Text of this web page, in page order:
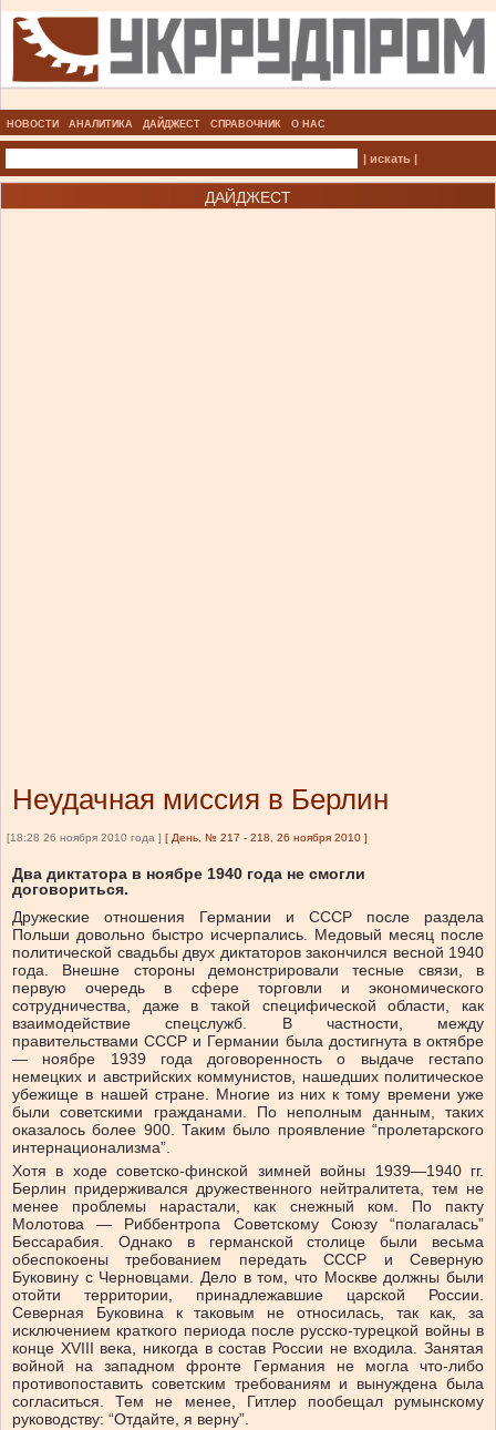
НОВОСТИ АНАЛИТИКА ДАЙДЖЕСТ СПРАВОЧНИК О НАС
| искать |
ДАЙДЖЕСТ
Неудачная миссия в Берлин
[18:28 26 ноября 2010 года ] [ День, № 217 - 218, 26 ноября 2010 ]
Два диктатора в ноябре 1940 года не смогли
договориться.
Дружеские отношения Германии и СССР после раздела
Польши довольно быстро исчерпались. Медовый месяц после
политической свадьбы двух диктаторов закончился весной 1940
года. Внешне стороны демонстрировали тесные связи, в
первую очередь в сфере торговли и экономического
сотрудничества, даже в такой специфической области, как
взаимодействие спецслужб. В частности, между
правительствами СССР и Германии была достигнута в октябре
— ноябре 1939 года договоренность о выдаче гестапо
немецких и австрийских коммунистов, нашедших политическое
убежище в нашей стране. Многие из них к тому времени уже
были советскими гражданами. По неполным данным, таких
оказалось более 900. Таким было проявление “пролетарского
интернационализма”.
Хотя в ходе советско-финской зимней войны 1939—1940 гг.
Берлин придерживался дружественного нейтралитета, тем не
менее проблемы нарастали, как снежный ком. По пакту
Молотова — Риббентропа Советскому Союзу “полагалась”
Бессарабия. Однако в германской столице были весьма
обеспокоены требованием передать СССР и Северную
Буковину с Черновцами. Дело в том, что Москве должны были
отойти территории, принадлежавшие царской России.
Северная Буковина к таковым не относилась, так как, за
исключением краткого периода после русско-турецкой войны в
конце XVIII века, никогда в состав России не входила. Занятая
войной на западном фронте Германия не могла что-либо
противопоставить советским требованиям и вынуждена была
согласиться. Тем не менее, Гитлер пообещал румынскому
руководству: “Отдайте, я верну”.